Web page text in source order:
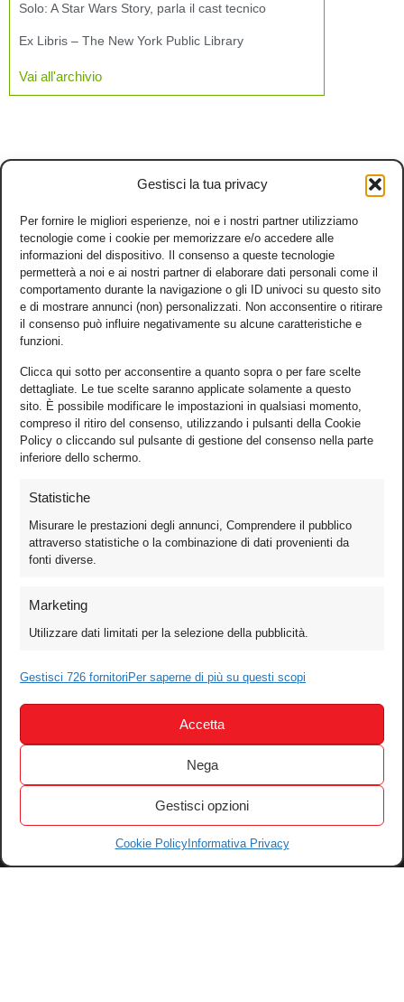
Gestisci la tua privacy
Per fornire le migliori esperienze, noi e i nostri partner utilizziamo
tecnologie come i cookie per memorizzare e/o accedere alle
informazioni del dispositivo. Il consenso a queste tecnologie
permetterà a noi e ai nostri partner di elaborare dati personali come il
comportamento durante la navigazione o gli ID univoci su questo sito
e di mostrare annunci (non) personalizzati. Non acconsentire o ritirare
il consenso può influire negativamente su alcune caratteristiche e
funzioni.
Clicca qui sotto per acconsentire a quanto sopra o per fare scelte
dettagliate. Le tue scelte saranno applicate solamente a questo
sito. È possibile modificare le impostazioni in qualsiasi momento,
compreso il ritiro del consenso, utilizzando i pulsanti della Cookie
Policy o cliccando sul pulsante di gestione del consenso nella parte
inferiore dello schermo.
Statistiche
Misurare le prestazioni degli annunci, Comprendere il pubblico
attraverso statistiche o la combinazione di dati provenienti da
fonti diverse.
Marketing
Utilizzare dati limitati per la selezione della pubblicità.
Gestisci 726 fornitori Per saperne di più su questi scopi
Accetta
Nega
Gestisci opzioni
Cookie PolicyInformativa Privacy
Solo: A Star Wars Story, parla il cast tecnico
Ex Libris – The New York Public Library
Vai all'archivio
Games
Test
Audio
Festival & Concorsi
Iscriviti alla newsletter